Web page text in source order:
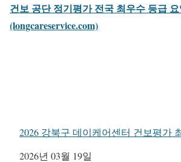
건보 공단 정기평가 전국 최우수 등급
(longcareservice.com)
2026 강북구 데이케어센터 건보평가
일자
2026년 03월 19일